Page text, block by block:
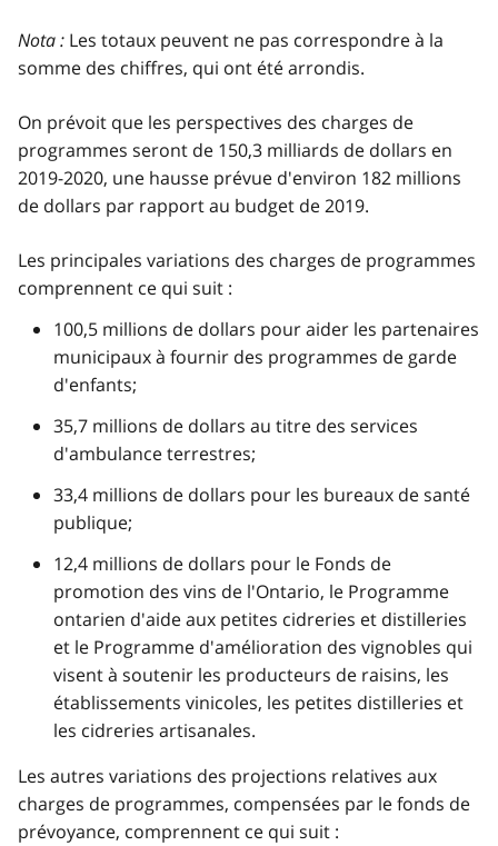
Nota : Les totaux peuvent ne pas correspondre à la
somme des chiffres, qui ont été arrondis.
On prévoit que les perspectives des charges de
programmes seront de 150,3 milliards de dollars en
2019-2020, une hausse prévue d'environ 182 millions
de dollars par rapport au budget de 2019.
Les principales variations des charges de programmes
comprennent ce qui suit :
100,5 millions de dollars pour aider les partenaires
municipaux à fournir des programmes de garde
d'enfants;
35,7 millions de dollars au titre des services
d'ambulance terrestres;
33,4 millions de dollars pour les bureaux de santé
publique;
12,4 millions de dollars pour le Fonds de
promotion des vins de l'Ontario, le Programme
ontarien d'aide aux petites cidreries et distilleries
et le Programme d'amélioration des vignobles qui
visent à soutenir les producteurs de raisins, les
établissements vinicoles, les petites distilleries et
les cidreries artisanales.
Les autres variations des projections relatives aux
charges de programmes, compensées par le fonds de
prévoyance, comprennent ce qui suit :